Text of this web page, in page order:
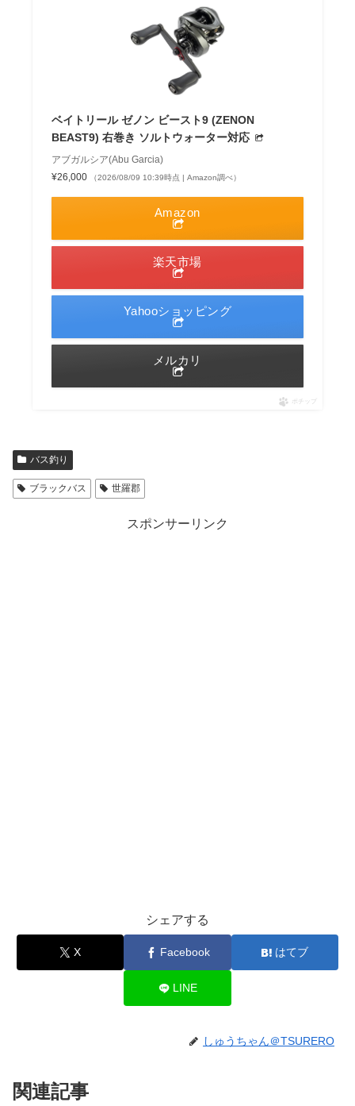
ベイトリール ゼノン ビースト9 (ZENON
BEAST9) 右巻き ソルトウォーター対応
アブガルシア(Abu Garcia)
¥26,000
（2026/08/09 10:39時点 | Amazon調べ）
Amazon
楽天市場
Yahooショッピング
メルカリ
ポチップ
バス釣り
ブラックバス 世羅郡
スポンサーリンク
シェアする
X Facebook はてブ
LINE
しゅうちゃん＠TSURERO
関連記事